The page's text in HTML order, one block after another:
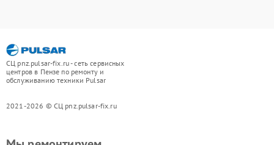
СЦ pnz.pulsar-fix.ru - сеть сервисных
центров в Пензе по ремонту и
обслуживанию техники Pulsar
2021-2026 © СЦ pnz.pulsar-fix.ru